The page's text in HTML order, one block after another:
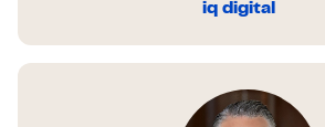
iq digital